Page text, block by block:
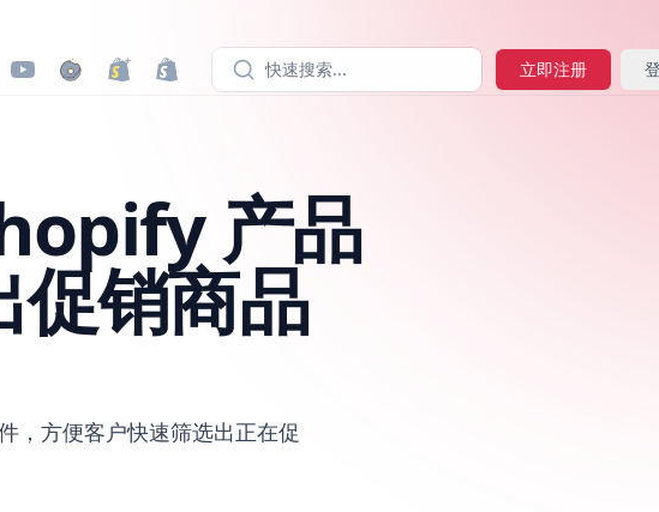
快速搜索... 立即注册
产品
促销商品
，方便客户快速筛选出正在促